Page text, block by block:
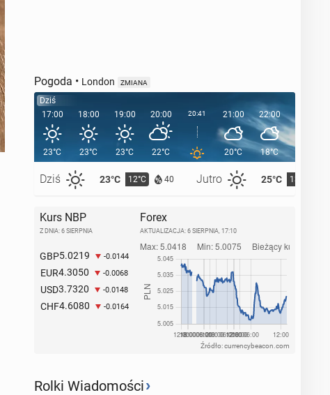
Pogoda • London ZMIANA
Dziś
17:00
23°C
Dziś 23°C 12°C 40 Jutro 25°C 13°C
18:00
23°C
19:00
23°C
20:00
22°C
20:41 21:00
20°C
22:00
18°C
23:00
Kurs NBP
Z DNIA: 6 SIERPNIA
GBP5.0219 -0.0144
EUR4.3050 -0.0068
USD3.7320 -0.0148
CHF4.6080 -0.0164
Forex
AKTUALIZACJA: 6 SIERPNIA, 17:10
Źródło: currencybeacon.com
Rolki Wiadomości›